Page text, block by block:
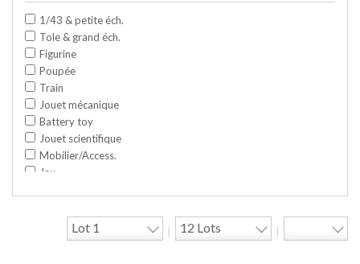
1/43 & petite éch.
Tole & grand éch.
Figurine
Poupée
Train
Jouet mécanique
Battery toy
Jouet scientifique
Mobilier/Access.
Jeu
Travaux publics
Jeu construction